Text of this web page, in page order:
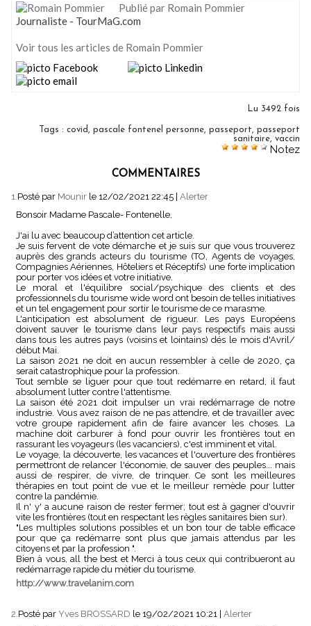
Publié par Romain Pommier
Journaliste - TourMaG.com
Voir tous les articles de Romain Pommier
Lu 3492 fois
Tags : covid pascale fontenel personne passeport
passeport
sanitaire vaccin
Notez
COMMENTAIRES
1. Posté par Mounir le 12/02/2021 22:45 | Alerter
Bonsoir Madame Pascale- Fontenelle,
J'ai lu avec beaucoup d’attention cet article.
Je suis fervent de vote démarche et je suis sur que vous trouverez
auprès des grands acteurs du tourisme (TO, Agents de voyages,
Compagnies Aériennes, Hôteliers et Réceptifs) une forte implication
pour porter vos idées et votre initiative.
Le moral et l'équilibre social/psychique des clients et des
professionnels du tourisme wide word ont besoin de telles initiatives
et un tel engagement pour sortir le tourisme de ce marasme.
L'anticipation est absolument de rigueur. Les pays Européens
doivent sauver le tourisme dans leur pays respectifs mais aussi
dans tous les autres pays (voisins et lointains) dés le mois d'Avril/
début Mai.
La saison 2021 ne doit en aucun ressembler à celle de 2020, ça
serait catastrophique pour la profession.
Tout semble se liguer pour que tout redémarre en retard, il faut
absolument lutter contre l'attentisme.
La saison été 2021 doit impulser un vrai redémarrage de notre
industrie. Vous avez raison de ne pas attendre, et de travailler avec
votre groupe rapidement afin de faire avancer les choses. La
machine doit carburer à fond pour ouvrir les frontières tout en
rassurant les voyageurs (les vacanciers), c'est imminent et vital.
Le voyage, la découverte, les vacances et l'ouverture des frontières
permettront de relancer l'économie, de sauver des peuples... mais
aussi de respirer, de vivre, de trinquer. Ce sont les meilleures
thérapies en tout point de vue et le meilleur remède pour lutter
contre la pandémie.
Il n' y' a aucune raison de rester fermer; tout est à gagner d'ouvrir
vite les frontières (tout en respectant les règles sanitaires bien sur).
"Les multiples solutions possibles et un bon tour de table efficace
pour que ça redémarre sont plus que jamais attendus par les
citoyens et par la profession ".
Bien à vous, all the best et Merci à tous ceux qui contribueront au
redémarrage rapide du métier du tourisme.
http://www.travelanim.com
2. Posté par Yves BROSSARD le 19/02/2021 10:21 | Alerter